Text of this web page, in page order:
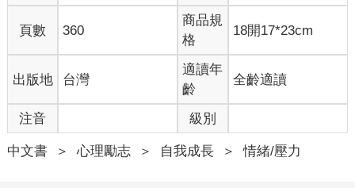
頁數 360
商品規
格
18開17*23cm
出版地 台灣
適讀年
齡
全齡適讀
注音 級別
中文書 ＞ 心理勵志 ＞ 自我成長 ＞ 情緒/壓力